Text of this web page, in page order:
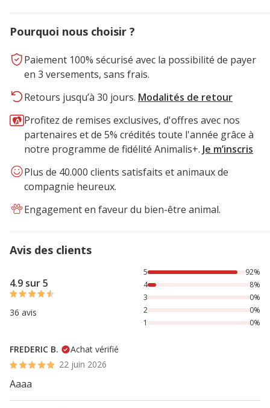
Pourquoi nous choisir ?
Paiement 100% sécurisé avec la possibilité de payer
en 3 versements, sans frais.
Retours jusqu’à 30 jours. Modalités de retour
Profitez de remises exclusives, d'offres avec nos
partenaires et de 5% crédités toute l'année grâce à
notre programme de fidélité Animalis+. Je m’inscris
Plus de 40.000 clients satisfaits et animaux de
compagnie heureux.
Engagement en faveur du bien-être animal.
Avis des clients
4.9 sur 5
36 avis
92% des personnes lont noté avec {1} étoiles, 8% des
5
92%
4
8%
3
0%
2
0%
1
0%
FREDERIC B.
Achat vérifié
22 juin 2026
Aaaa